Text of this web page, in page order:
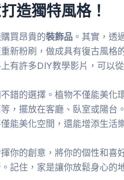
造獨特風格！
買昂貴的裝飾品 。其實，透
新粉刷，做成具有復古風格
有許多DIY教學影片，可以
錯的選擇。植物不僅能美化
，擺放在客廳、臥室或陽台
能美化空間，還能增添生活
你的創意，將你的個性和喜
。記住，家是讓你放鬆身心